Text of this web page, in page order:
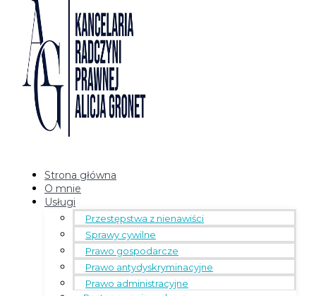
Strona główna
O mnie
Usługi
Przestępstwa z nienawiści
Sprawy cywilne
Prawo gospodarcze
Prawo antydyskryminacyjne
Prawo administracyjne